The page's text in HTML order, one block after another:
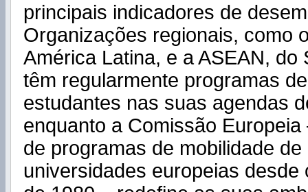
principais indicadores de
Organizações regionais, como
América Latina, e a ASEAN, do
têm regularmente programas
estudantes nas suas agendas
enquanto a Comissão
de programas de mobilidade
universidades europeias desde